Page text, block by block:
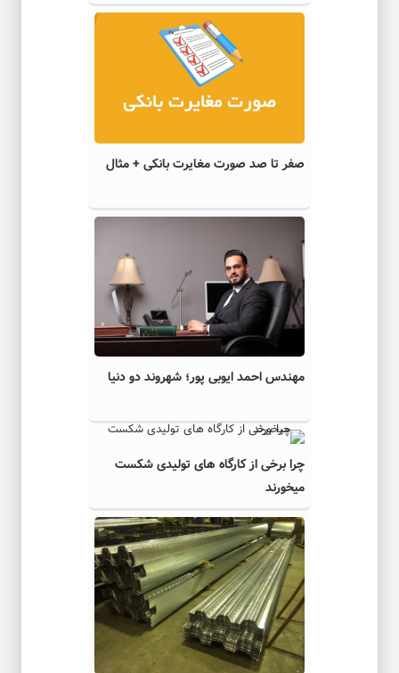
صفر تا صد صورت مغایرت بانکی + مثال
مهندس احمد ایوبی ‌پور؛ شهروند دو دنیا
چرا برخی از کارگاه‌ های تولیدی شکست
میخورند